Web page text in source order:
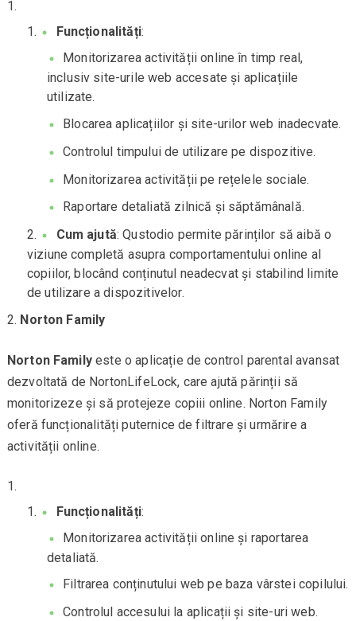
Funcționalități:
Monitorizarea activității online în timp real,
inclusiv site-urile web accesate și aplicațiile
utilizate.
Blocarea aplicațiilor și site-urilor web inadecvate.
Controlul timpului de utilizare pe dispozitive.
Monitorizarea activității pe rețelele sociale.
Raportare detaliată zilnică și săptămânală.
Cum ajută: Qustodio permite părinților să aibă o
viziune completă asupra comportamentului online al
copiilor, blocând conținutul neadecvat și stabilind limite
de utilizare a dispozitivelor.
Norton Family
Norton Familyeste o aplicație de control parental avansat
dezvoltată de NortonLifeLock, care ajută părinții să
monitorizeze și să protejeze copiii online. Norton Family
oferă funcționalități puternice de filtrare și urmărire a
activității online.
Funcționalități:
Monitorizarea activității online și raportarea
detaliată.
Filtrarea conținutului web pe baza vârstei copilului.
Controlul accesului la aplicații și site-uri web.